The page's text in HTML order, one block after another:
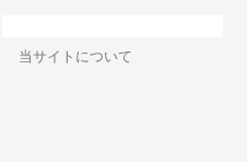
当サイトについて